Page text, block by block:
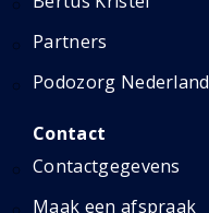
Partners
Podozorg Nederland
Contact
Contactgegevens
Maak een afspraak